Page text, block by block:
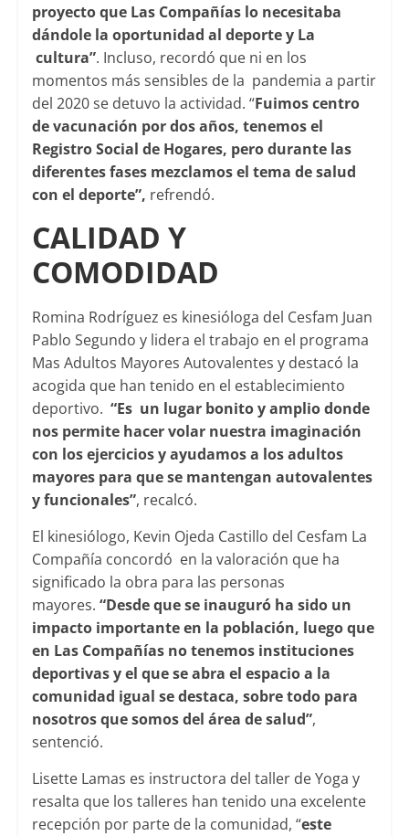
proyecto que Las Compañías lo necesitaba
dándole la oportunidad al deporte y La
cultura”. Incluso, recordó que ni en los
momentos más sensibles de la pandemia a partir
del 2020 se detuvo la actividad. “Fuimos centro
de vacunación por dos años, tenemos el
Registro Social de Hogares, pero durante las
diferentes fases mezclamos el tema de salud
con el deporte”, refrendó.
CALIDAD Y
COMODIDAD
Romina Rodríguez es kinesióloga del Cesfam Juan
Pablo Segundo y lidera el trabajo en el programa
Mas Adultos Mayores Autovalentes y destacó la
acogida que han tenido en el establecimiento
deportivo. “Es un lugar bonito y amplio donde
nos permite hacer volar nuestra imaginación
con los ejercicios y ayudamos a los adultos
mayores para que se mantengan autovalentes
y funcionales”, recalcó.
El kinesiólogo, Kevin Ojeda Castillo del Cesfam La
Compañía concordó en la valoración que ha
significado la obra para las personas
mayores. “Desde que se inauguró ha sido un
impacto importante en la población, luego que
en Las Compañías no tenemos instituciones
deportivas y el que se abra el espacio a la
comunidad igual se destaca, sobre todo para
nosotros que somos del área de salud”,
sentenció.
Lisette Lamas es instructora del taller de Yoga y
resalta que los talleres han tenido una excelente
recepción por parte de la comunidad, “este